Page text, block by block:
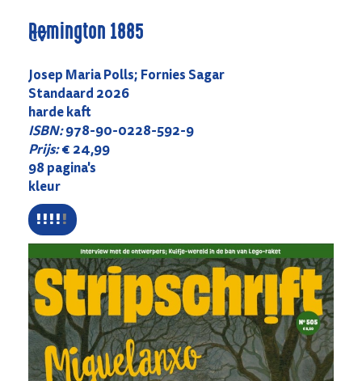
CV
Remington 1885
Josep Maria Polls; Fornies Sagar
Standaard 2026
harde kaft
ISBN:978-90-0228-592-9
Prijs:€ 24,99
98 pagina's
kleur